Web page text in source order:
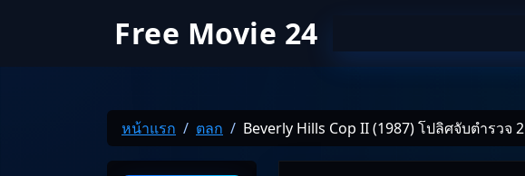
Free Movie 24
หน้าแรก ตลก Beverly Hills Cop II (1987) โปลิศจับตำรวจ 2